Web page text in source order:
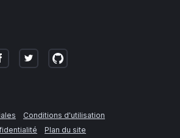
Conditions d'utilisation
Plan du site